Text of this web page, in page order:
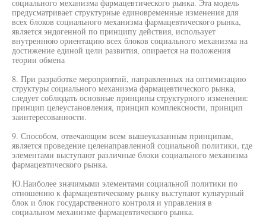
социального механизма фармацевтического рынка. Эта модель
предусматривает структурные единовременные изменения для
всех блоков социального механизма фармацевтического рынка,
является эндогенной по принципу действия, использует
внутреннюю ориентацию всех блоков социального механизма на
достижение единой цели развития, опирается на положения
теории обмена
8. При разработке мероприятий, направленных на оптимизацию
структуры социального механизма фармацевтического рынка,
следует соблюдать основные принципы структурного изменения:
принцип целеустановления, принцип комплексности, принцип
заинтересованности.
9. Способом, отвечающим всем вышеуказанным принципам,
является проведение целенаправленной социальной политики, где
элементами выступают различные блоки социального механизма
фармацевтического рынка.
Ю.Наиболее значимыми элементами социальной политики по
отношению к фармацевтическому рынку выступают культурный
блок и блок государственного контроля и управления в
социальном механизме фармацевтического рынка.